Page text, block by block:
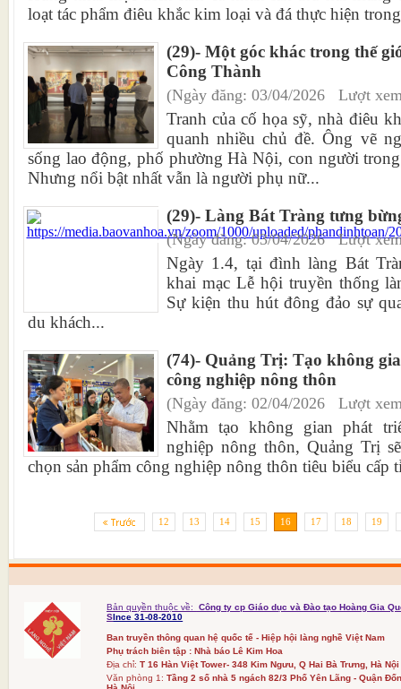
loạt tác phẩm điêu khắc kim loại và đá thực hiện
(29)- Một góc khác trong thế
Công Thành
(Ngày đăng: 03/04/2026 Lượt
Tranh của cố họa sỹ, nhà điêu
quanh nhiều chủ đề. Ông vẽ
sống lao động, phố phường Hà Nội, con người
Nhưng nổi bật nhất vẫn là người phụ nữ...
(29)- Làng Bát Tràng tưng
(Ngày đăng: 03/04/2026 Lượt
Ngày 1.4, tại đình làng Bát
khai mạc Lễ hội truyền thống
Sự kiện thu hút đông đảo sự
du khách...
(74)- Quảng Trị: Tạo không
công nghiệp nông thôn
(Ngày đăng: 02/04/2026 Lượt
Nhằm tạo không gian phát
nghiệp nông thôn, Quảng Trị
chọn sản phẩm công nghiệp nông thôn tiêu biểu cấp
12 13 14 15 16 17 18 19
Bản quyền thuộc về:
Công ty cp Giáo dục và Đào tạo Hoàng Gia
SInce 31-08-2010
Ban truyền thông quan hệ quốc tế - Hiệp hội làng nghề Việt Nam
Phụ trách biên tập : Nhà báo Lê Kim Hoa
Địa chỉ: T 16 Hàn Việt Tower- 348 Kim Ngưu, Q Hai Bà Trưng, Hà Nội
Văn phòng 1:Tầng 2 số nhà 5 ngách 82/3 Phố Yên Lãng - Quận